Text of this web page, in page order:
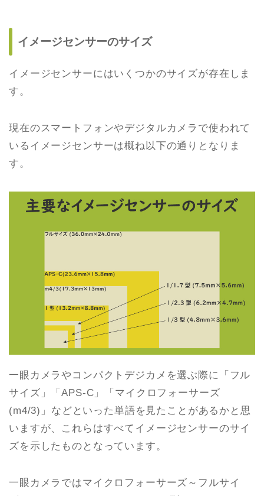
イメージセンサーのサイズ
イメージセンサーにはいくつかのサイズが存在しま
す。
現在のスマートフォンやデジタルカメラで使われて
いるイメージセンサーは概ね以下の通りとなりま
す。
一眼カメラやコンパクトデジカメを選ぶ際に「フル
サイズ」「APS-C」「マイクロフォーサーズ
(m4/3)」などといった単語を見たことがあるかと思
いますが、これらはすべてイメージセンサーのサイ
ズを示したものとなっています。
一眼カメラではマイクロフォーサーズ～フルサイ